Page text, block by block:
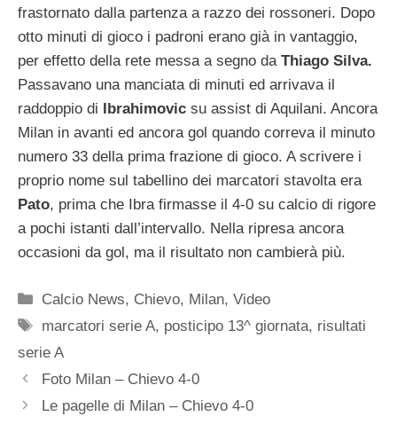
frastornato dalla partenza a razzo dei rossoneri. Dopo
otto minuti di gioco i padroni erano già in vantaggio,
per effetto della rete messa a segno da Thiago Silva.
Passavano una manciata di minuti ed arrivava il
raddoppio di Ibrahimovic su assist di Aquilani. Ancora
Milan in avanti ed ancora gol quando correva il minuto
numero 33 della prima frazione di gioco. A scrivere i
proprio nome sul tabellino dei marcatori stavolta era
Pato, prima che Ibra firmasse il 4-0 su calcio di rigore
a pochi istanti dall’intervallo. Nella ripresa ancora
occasioni da gol, ma il risultato non cambierà più.
Categorie
Calcio News, Chievo, Milan,Video
Tag
marcatori serie A, posticipo 13^ giornata, risultati
serie A
Foto Milan – Chievo 4-0
Le pagelle di Milan – Chievo 4-0